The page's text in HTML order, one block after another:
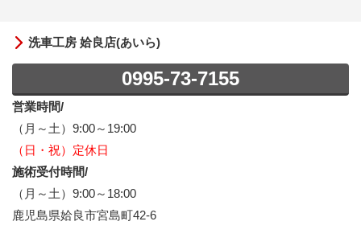
洗車工房 姶良店(あいら)
0995-73-7155
営業時間/
（月～土）9:00～19:00
（日・祝）定休日
施術受付時間/
（月～土）9:00～18:00
鹿児島県姶良市宮島町42-6